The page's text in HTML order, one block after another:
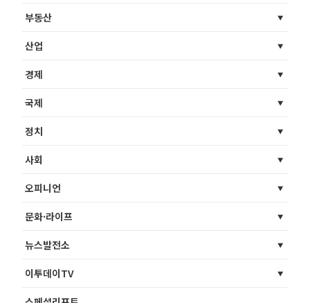
부동산
산업
경제
국제
정치
사회
오피니언
문화·라이프
뉴스발전소
이투데이TV